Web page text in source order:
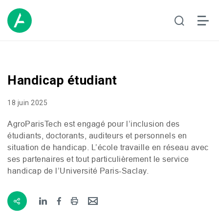
Handicap étudiant
18 juin 2025
AgroParisTech est engagé pour l’inclusion des
étudiants, doctorants, auditeurs et personnels en
situation de handicap. L’école travaille en réseau avec
ses partenaires et tout particulièrement le service
handicap de l’Université Paris-Saclay.